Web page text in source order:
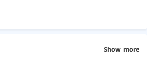
Show more